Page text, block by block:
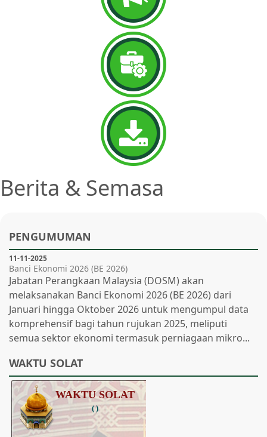
Berita & Semasa
PENGUMUMAN
11-11-2025
Banci Ekonomi 2026 (BE 2026)
Jabatan Perangkaan Malaysia (DOSM) akan
melaksanakan Banci Ekonomi 2026 (BE 2026) dari
Januari hingga Oktober 2026 untuk mengumpul data
komprehensif bagi tahun rujukan 2025, meliputi
semua sektor ekonomi termasuk perniagaan mikro...
WAKTU SOLAT